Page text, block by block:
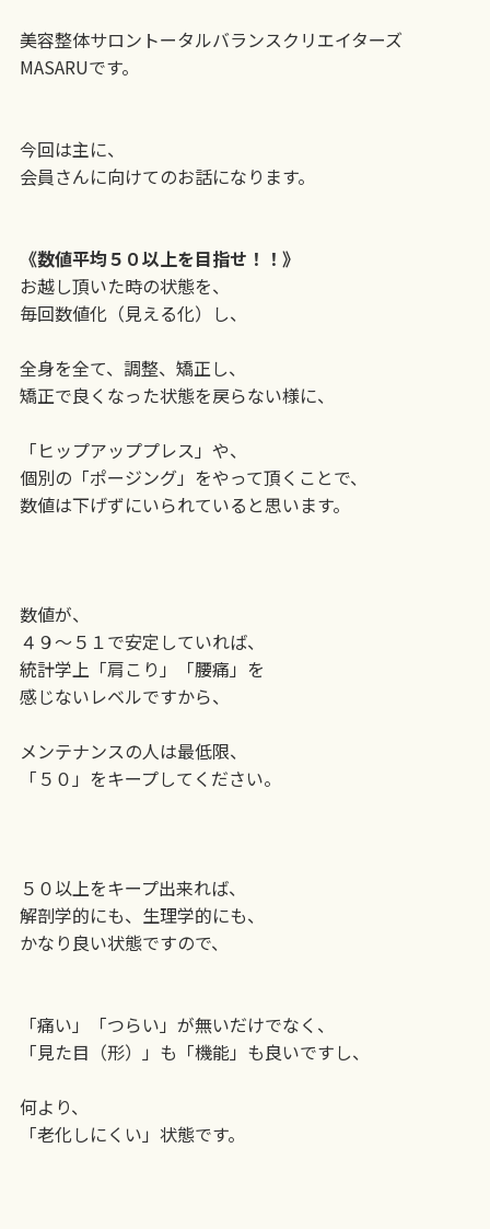
美容整体サロントータルバランスクリエイターズ
MASARUです。
今回は主に、
会員さんに向けてのお話になります。
《数値平均５０以上を目指せ！！》
お越し頂いた時の状態を、
毎回数値化（見える化）し、
全身を全て、調整、矯正し、
矯正で良くなった状態を戻らない様に、
「ヒップアッププレス」や、
個別の「ポージング」をやって頂くことで、
数値は下げずにいられていると思います。
数値が、
４９〜５１で安定していれば、
統計学上「肩こり」「腰痛」を
感じないレベルですから、
メンテナンスの人は最低限、
「５０」をキープしてください。
５０以上をキープ出来れば、
解剖学的にも、生理学的にも、
かなり良い状態ですので、
「痛い」「つらい」が無いだけでなく、
「見た目（形）」も「機能」も良いですし、
何より、
「老化しにくい」状態です。